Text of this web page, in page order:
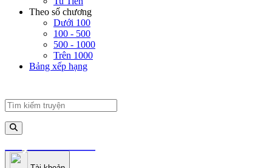
Theo số chương
Dưới 100
100 - 500
500 - 1000
Trên 1000
Bảng xếp hạng
truyenfullz.com